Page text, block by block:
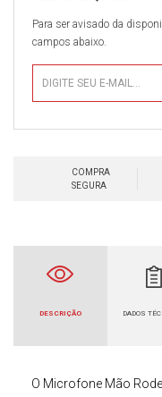
Para ser avisado da
campos abaixo.
COMPRA
SEGURA
DESCRIÇÃO DADOS
O Microfone Mão